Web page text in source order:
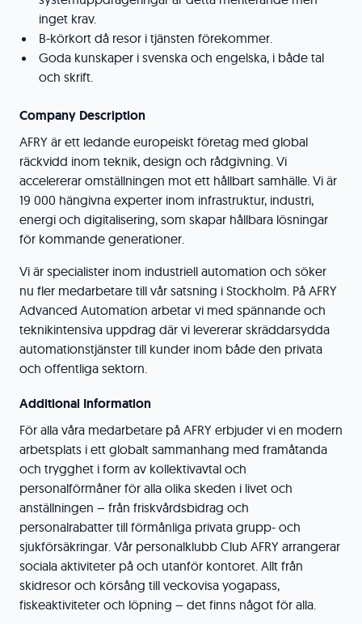
inget krav.
B-körkort då resor i tjänsten förekommer.
Goda kunskaper i svenska och engelska, i både tal
och skrift.
Company Description
AFRY är ett ledande europeiskt företag med global
räckvidd inom teknik, design och rådgivning. Vi
accelererar omställningen mot ett hållbart samhälle. Vi är
19 000 hängivna experter inom infrastruktur, industri,
energi och digitalisering, som skapar hållbara lösningar
för kommande generationer.
Vi är specialister inom industriell automation och söker
nu fler medarbetare till vår satsning i Stockholm. På AFRY
Advanced Automation arbetar vi med spännande och
teknikintensiva uppdrag där vi levererar skräddarsydda
automationstjänster till kunder inom både den privata
och offentliga sektorn.
Additional Information
För alla våra medarbetare på AFRY erbjuder vi en modern
arbetsplats i ett globalt sammanhang med framåtanda
och trygghet i form av kollektivavtal och
personalförmåner för alla olika skeden i livet och
anställningen – från friskvårdsbidrag och
personalrabatter till förmånliga privata grupp- och
sjukförsäkringar. Vår personalklubb Club AFRY arrangerar
sociala aktiviteter på och utanför kontoret. Allt från
skidresor och körsång till veckovisa yogapass,
fiskeaktiviteter och löpning – det finns något för alla.